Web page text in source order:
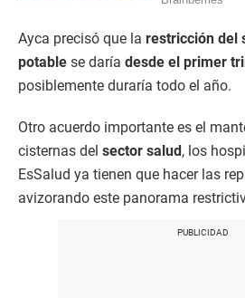
Ayca precisó que la restricción del
potable se daría desde el primer
posiblemente duraría todo el año.
Otro acuerdo importante es el
cisternas del sector salud , los
EsSalud ya tienen que hacer las
avizorando este panorama